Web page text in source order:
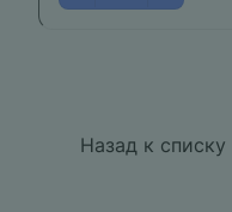
Назад к списку